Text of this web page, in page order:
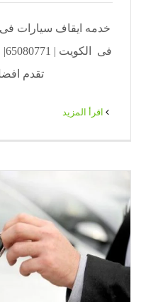
خدمه ايقاف سيارات
تقدم
‫اقرأ المزيد